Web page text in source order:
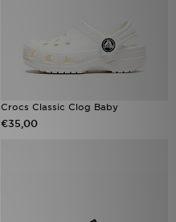
Crocs Classic Clog Baby
€35,00